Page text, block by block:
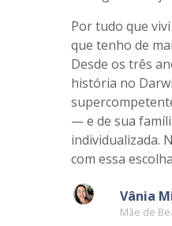
construção de
carrego até hoje.
Por tudo que
que tenho de
Desde os três
história no
individualizada.
com essa